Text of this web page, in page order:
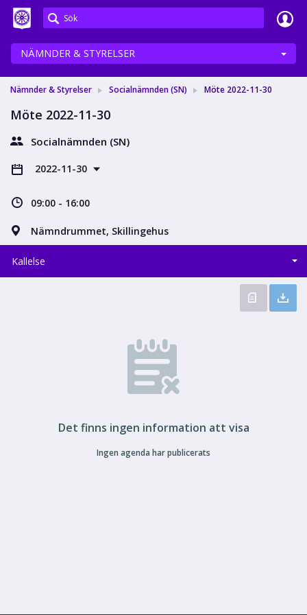
Meetings+
NÄMNDER & STYRELSER
Nämnder & Styrelser Socialnämnden (SN) Möte 2022-11-30
Möte 2022-11-30
Socialnämnden (SN)
2022-11-30
09:00 - 16:00
Nämndrummet, Skillingehus
Kallelse
Det finns ingen information att visa
Ingen agenda har publicerats